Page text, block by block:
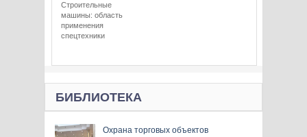
Строительные
машины: область
применения
спецтехники
БИБЛИОТЕКА
Охрана торговых объектов